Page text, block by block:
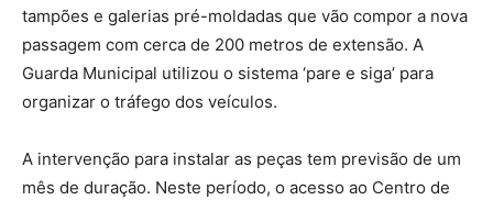
tampões e galerias pré-moldadas que vão compor a nova
passagem com cerca de 200 metros de extensão. A
Guarda Municipal utilizou o sistema ‘pare e siga’ para
organizar o tráfego dos veículos.
A intervenção para instalar as peças tem previsão de um
mês de duração. Neste período, o acesso ao Centro de